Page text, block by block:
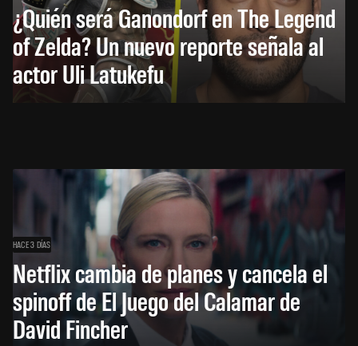
¿Quién será Ganondorf en The Legend
of Zelda? Un nuevo reporte señala al
actor Uli Latukefu
HACE 3 DÍAS
Netflix cambia de planes y cancela el
spinoff de El Juego del Calamar de
David Fincher